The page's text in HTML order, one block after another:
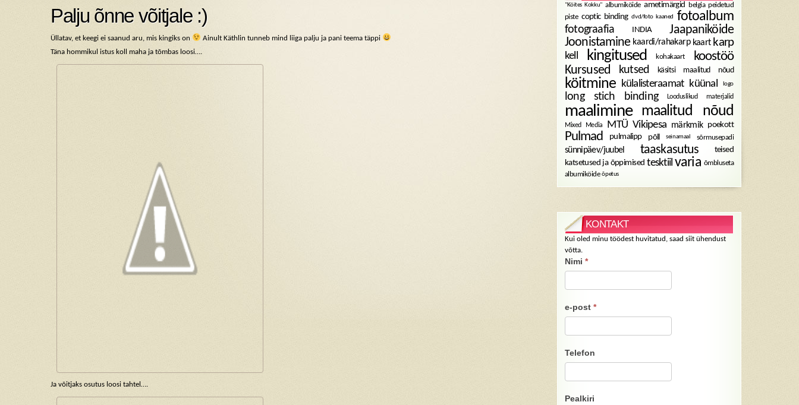
Palju õnne võitjale :)
Üllatav, et keegi ei saanud aru, mis kingiks on
Ainult Käthlin tunneb mind liiga palju ja pani teema täppi
Täna hommikul istus koll maha ja tõmbas loosi….
Ja võitjaks osutus loosi tahtel….
"Köites Kokku" albumiköide ametimärgid
belgia peidetud
piste coptic binding dvd/foto kaaned fotoalbum
fotograafia INDIA
Jaapaniköide
Joonistamine kaardi/rahakarp kaart karp
kell kingitused kohakaart koostöö
Kursused kutsed käsitsi maalitud nõud
köitmine külalisteraamat küünal logo
long stich binding Looduslikud materjalid
maalimine maalitud nõud
Mixed Media MTÜ Vikipesa märkmik poekott
Pulmad pulmalipp põll seinamaal sõrmusepadi
sünnipäev/juubel taaskasutus
teised
katsetused ja õppimised tesktiil varia õmbluseta
albumiköide õpetus
KONTAKT
Kui oled minu töödest huvitatud, saad siit ühendust
võtta.
Nimi *
e-post *
Telefon
Pealkiri